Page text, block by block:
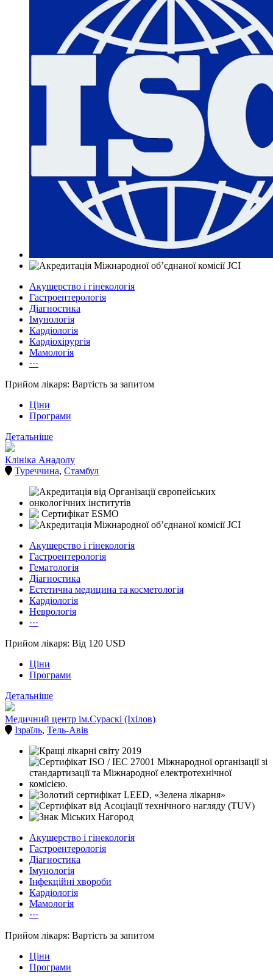
Акушерство і гінекологія
Гастроентерологія
Діагностика
Імунологія
Кардіологія
Кардіохірургія
Мамологія
···
Прийом лікаря: Вартість за запитом
Ціни
Програми
Детальніше
Клініка Анадолу
Туреччина, Стамбул
Акушерство і гінекологія
Гастроентерологія
Гематологія
Діагностика
Естетична медицина та косметологія
Кардіологія
Неврологія
···
Прийом лікаря: Від 120 USD
Ціни
Програми
Детальніше
Медичний центр ім.Сураскі (Іхілов)
Ізраїль, Тель-Авів
Акушерство і гінекологія
Гастроентерологія
Діагностика
Імунологія
Інфекційні хвороби
Кардіологія
Мамологія
···
Прийом лікаря: Вартість за запитом
Ціни
Програми